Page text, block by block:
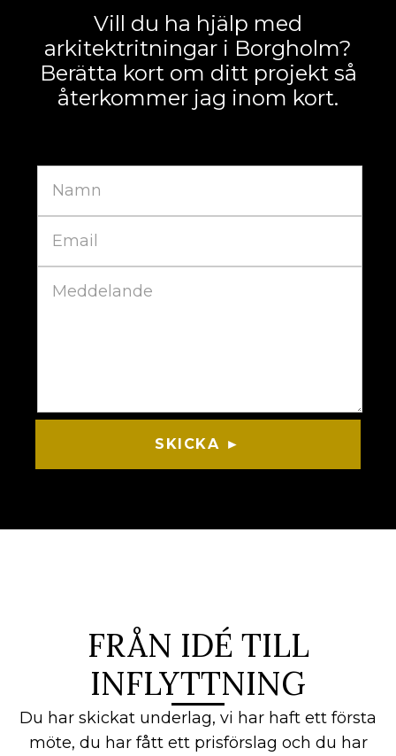
Vill du ha hjälp med
arkitektritningar i Borgholm?
Berätta kort om ditt projekt så
återkommer jag inom kort.
SKICKA ►
FRÅN IDÉ TILL
INFLYTTNING
Du har skickat underlag, vi har haft ett första
möte, du har fått ett prisförslag och du har